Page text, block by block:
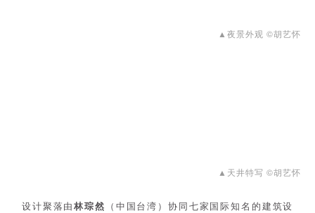
▲夜景外观 ©胡艺怀
▲天井特写 ©胡艺怀
设计聚落由林琮然 （中国台湾）协同七家国际知名的建筑设